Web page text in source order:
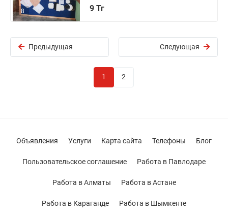
8 9 Тг
Предыдущая Следующая
1 2
Объявления Услуги Карта сайта Телефоны Блог
Пользовательское соглашение Работа в Павлодаре
Работа в Алматы Работа в Астане
Работа в Караганде Работа в Шымкенте